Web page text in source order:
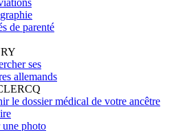
de parenté
ses
allemands
le dossier médical de votre ancêtre
une photo